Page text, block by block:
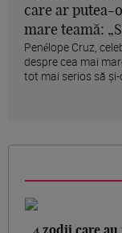
care ar putea-
mare teamă:
Penélope Cruz,
despre cea mai
tot mai serios să și-
4 zodii care